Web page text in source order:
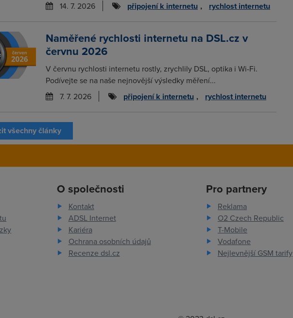
14. 7. 2026
připojení k internetu , rychlost internetu
Naměřené rychlosti internetu na DSL.cz v
červnu 2026
V červnu rychlosti internetu rostly, zrychlily DSL, optika i Wi-Fi.
Podívejte se na naše nejnovější výsledky měření...
7. 7. 2026
připojení k internetu , rychlost internetu
všechny články
O společnosti
Kontakt
ADSL Internet
Kariéra
Ochrana osobních údajů
Recenze dsl.cz
Pro partnery
Reklama
O2 Czech Republic
T-Mobile
Vodafone
Nejlevnější GSM tarify